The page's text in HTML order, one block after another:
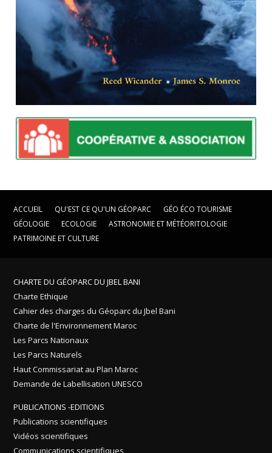
ACCUEIL QU'EST CE QU'UN GÉOPARC
GÉO ÉCO TOURISME
GÉOLOGIE
ECOLOGIE
ASTRONOMIE ET MÉTÉORITOLOGIE
PATRIMOINE ET CULTURE
CHARTE DU GÉOPARC DU JBEL BANI
Charte Ethique
Cahier des charges du Géoparc du Jbel Bani
Charte de l'Environnement Maroc
Les Parcs Nationaux
Les Parcs Naturels
Haut Commissariat au Plan Maroc
Demande de Labellisation UNESCO
PUBLICATIONS -EDITIONS
Publications scientifiques
Vidéos scientifiques
Communications scientifiques